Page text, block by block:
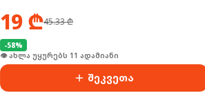
19₾45.33₾
-58%
🛒 ბოლო 24სთ-ში იყიდა 16-მა
შეკვეთა